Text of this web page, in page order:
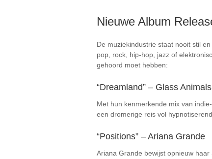
Nieuwe Album
De muziekindustrie staat nooit stil
pop, rock, hip-hop, jazz of
gehoord moet hebben:
“Dreamland” – Glass Animals
Met hun kenmerkende mix van
een dromerige reis vol
“Positions” – Ariana Grande
Ariana Grande bewijst opnieuw